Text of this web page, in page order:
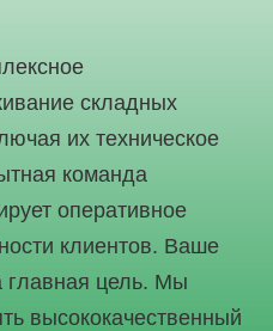
складных
их техническое
команда
оперативное
клиентов. Ваше
цель. Мы
высококачественный